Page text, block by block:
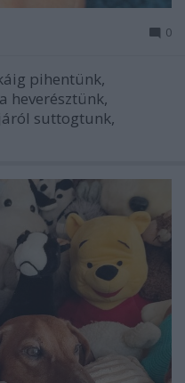
0
pihentünk,
heverésztünk,
suttogtunk,